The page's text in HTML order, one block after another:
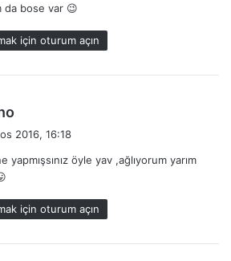
i
k
i
da bose var 😉
için oturum açın
i
i
:
2016, 16:18
yapmışsınız öyle yav ,ağlıyorum yarım
için oturum açın